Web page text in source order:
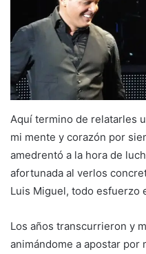
Aquí termino de relatarles
mi mente y corazón por
amedrentó a la hora de
afortunada al verlos
Luis Miguel, todo esfuerzo
Los años transcurrieron y
animándome a apostar por